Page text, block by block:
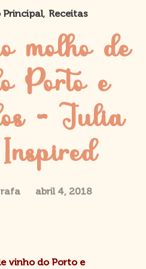
Principal, Receitas
molho de
Porto e
– Julia
abril 4, 2018
vinho do Porto e